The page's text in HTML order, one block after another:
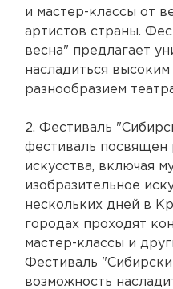
и мастер-классы от
артистов страны.
весна" предлагает
насладиться высоким
разнообразием
2. Фестиваль
фестиваль посвящен
искусства, включая
изобразительное
нескольких дней в
городах проходят
мастер-классы и
Фестиваль
возможность